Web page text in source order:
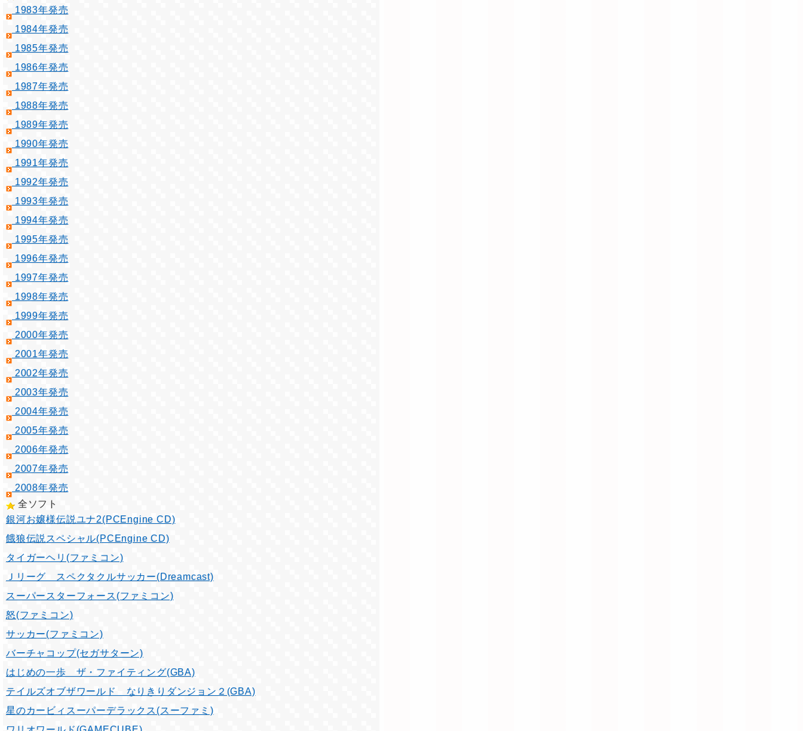
1983年発売
1984年発売
1985年発売
1986年発売
1987年発売
1988年発売
1989年発売
1990年発売
1991年発売
1992年発売
1993年発売
1994年発売
1995年発売
1996年発売
1997年発売
1998年発売
1999年発売
2000年発売
2001年発売
2002年発売
2003年発売
2004年発売
2005年発売
2006年発売
2007年発売
2008年発売
全ソフト
銀河お嬢様伝説ユナ2(PCEngine CD)
餓狼伝説スペシャル(PCEngine CD)
タイガーヘリ(ファミコン)
Ｊリーグ スペクタクルサッカー(Dreamcast)
スーパースターフォース(ファミコン)
怒(ファミコン)
サッカー(ファミコン)
バーチャコップ(セガサターン)
はじめの一歩 ザ・ファイティング(GBA)
テイルズオブザワールド なりきりダンジョン２(GBA)
星のカービィスーパーデラックス(スーファミ)